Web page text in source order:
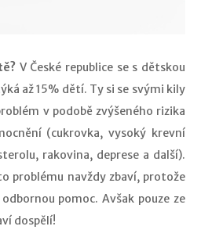
V České republice se s dětskou
až 15% dětí. Ty si se svými kily
v podobě zvýšeného rizika
(cukrovka, vysoký krevní
rakovina, deprese a další).
problému navždy zbaví, protože
pomoc. Avšak pouze ze
dospělí!